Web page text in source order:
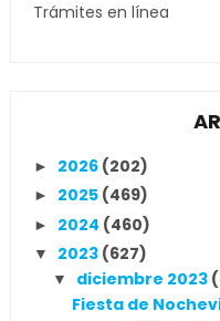
Trámites en línea
► 2026 (202)
► 2025 (469)
► 2024 (460)
▼ 2023 (627)
▼ diciembre 2023
Fiesta de